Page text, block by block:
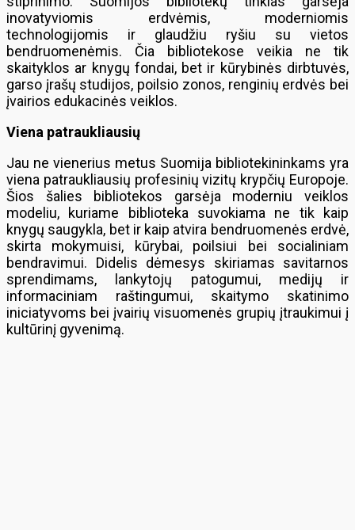
inovatyviomis erdvėmis, moderniomis
technologijomis ir glaudžiu ryšiu su vietos
bendruomenėmis. Čia bibliotekose veikia ne tik
skaityklos ar knygų fondai, bet ir kūrybinės dirbtuvės,
garso įrašų studijos, poilsio zonos, renginių erdvės bei
įvairios edukacinės veiklos.
Viena patraukliausių
Jau ne vienerius metus Suomija bibliotekininkams yra
viena patraukliausių profesinių vizitų krypčių Europoje.
Šios šalies bibliotekos garsėja moderniu veiklos
modeliu, kuriame biblioteka suvokiama ne tik kaip
knygų saugykla, bet ir kaip atvira bendruomenės erdvė,
skirta mokymuisi, kūrybai, poilsiui bei socialiniam
bendravimui. Didelis dėmesys skiriamas savitarnos
sprendimams, lankytojų patogumui, medijų ir
informaciniam raštingumui, skaitymo skatinimo
iniciatyvoms bei įvairių visuomenės grupių įtraukimui į
kultūrinį gyvenimą.